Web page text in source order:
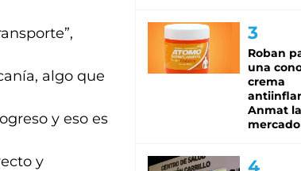
algo que
y eso es
y
Roban
una
crema
Anmat
mercado